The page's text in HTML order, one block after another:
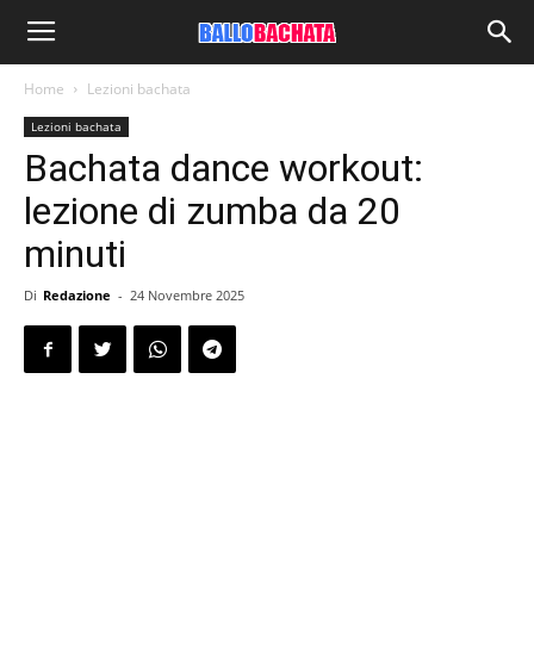
Home Lezioni bachata
Lezioni bachata
Bachata dance workout:
lezione di zumba da 20
minuti
Di Redazione - 24 Novembre 2025